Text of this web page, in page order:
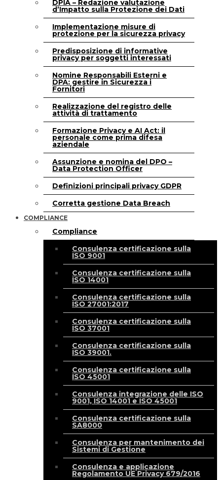
DPIA – Redazione valutazione
d’Impatto sulla Protezione dei Dati
Implementazione misure di
protezione per la sicurezza privacy
Predisposizione di informative
privacy per soggetti interessati
Nomine Responsabili Esterni e
DPA: gestire in Sicurezza i
Fornitori
Realizzazione del registro delle
attività di trattamento
Formazione Privacy e AI Act: il
personale come prima difesa
aziendale
Assunzione e nomina del DPO –
Data Protection Officer
Definizioni principali privacy GDPR
Corretta gestione Data Breach
COMPLIANCE
Compliance
Consulenza certificazione sulla
ISO 9001
Consulenza certificazione sulla
ISO 14001
Consulenza certificazione sulla
ISO 27001:2017
Consulenza certificazione sulla
ISO 37001
Consulenza certificazione sulla
ISO 39001.
Consulenza certificazione sulla
ISO 45001
Consulenza integrazione delle ISO
9001, ISO 14001 e ISO 45001
Consulenza certificazione sulla
SA8000
Consulenza per mantenimento dei
Sistemi di Gestione
Consulenza e applicazione
Regolamento UE Privacy 679/2016